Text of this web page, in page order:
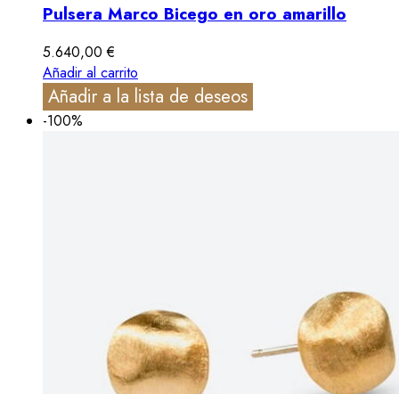
Pulsera Marco Bicego en oro amarillo
5.640,00€
Añadir al carrito
Añadir a la lista de deseos
-100%